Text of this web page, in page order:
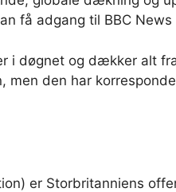
få adgang til BBC
i døgnet og dækker alt
men den har
er Storbritanniens